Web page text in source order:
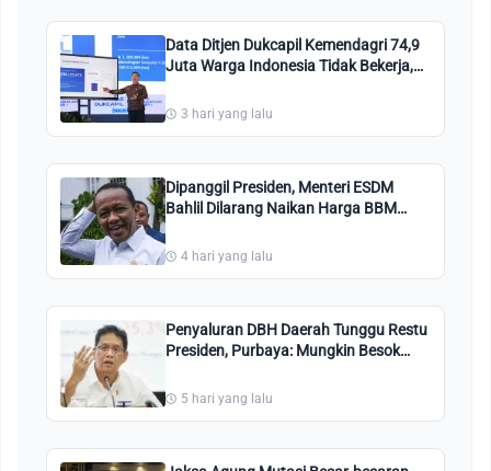
Data Ditjen Dukcapil Kemendagri 74,9
Juta Warga Indonesia Tidak Bekerja,
3 hari yang lalu
Dipanggil Presiden, Menteri ESDM
Bahlil Dilarang Naikan Harga BBM
4 hari yang lalu
Penyaluran DBH Daerah Tunggu Restu
Presiden, Purbaya: Mungkin Besok
5 hari yang lalu